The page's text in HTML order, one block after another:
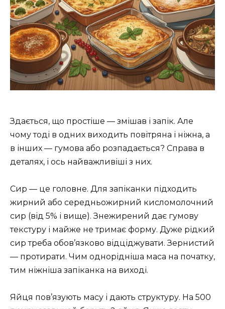
Здається, що простіше — змішав і запік. Але
чому тоді в одних виходить повітряна і ніжна, а
в інших — гумова або розпадається? Справа в
деталях, і ось найважливіші з них.
Сир — це головне. Для запіканки підходить
жирний або середньожирний кисломолочний
сир (від 5% і вище). Знежирений дає гумову
текстуру і майже не тримає форму. Дуже рідкий
сир треба обов’язково відціджувати. Зернистий
— протирати. Чим однорідніша маса на початку,
тим ніжніша запіканка на виході.
Яйця пов’язують масу і дають структуру. На 500